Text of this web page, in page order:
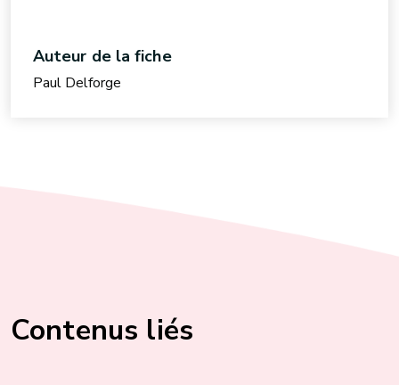
Auteur de la fiche
Paul Delforge
Contenus liés